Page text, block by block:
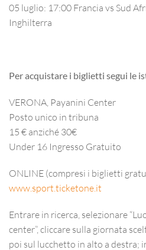
05 luglio: 17:00 Francia vs Sud
Inghilterra
Per acquistare i biglietti segui le
VERONA, Payanini Center
Posto unico in tribuna
15 € anziché 30€
Under 16 Ingresso Gratuito
ONLINE (compresi i biglietti
www.sport.ticketone.it
Entrare in ricerca, selezionare
center”, cliccare sulla giornata
poi sul lucchetto in alto a destra;